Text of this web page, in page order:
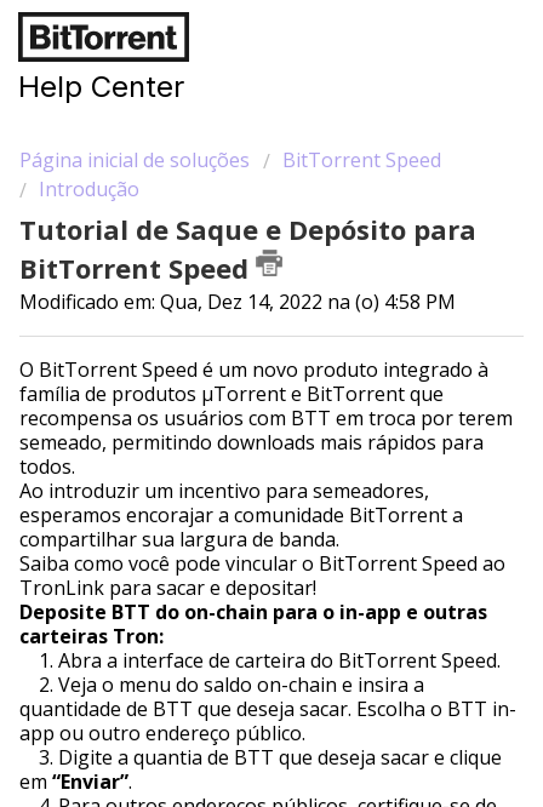
Help Center
Página inicial de soluções
BitTorrent Speed
Introdução
Tutorial de Saque e Depósito para
BitTorrent Speed
Modificado em: Qua, Dez 14, 2022 na (o) 4:58 PM
O BitTorrent Speed é um novo produto integrado à
família de produtos µTorrent e BitTorrent que
recompensa os usuários com BTT em troca por terem
semeado, permitindo downloads mais rápidos para
todos.
Ao introduzir um incentivo para semeadores,
esperamos encorajar a comunidade BitTorrent a
compartilhar sua largura de banda.
Saiba como você pode vincular o BitTorrent Speed ao
TronLink para sacar e depositar!
Deposite BTT do on-chain para o in-app e outras
carteiras Tron:
1. Abra a interface de carteira do BitTorrent Speed.
2. Veja o menu do saldo on-chain e insira a
quantidade de BTT que deseja sacar. Escolha o BTT in-
app ou outro endereço público.
3. Digite a quantia de BTT que deseja sacar e clique
em “Enviar”.